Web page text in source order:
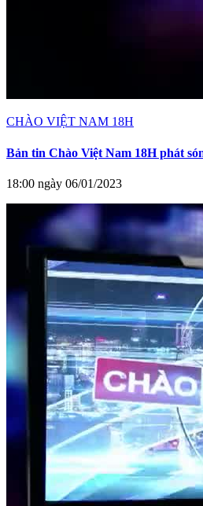
CHÀO VIỆT NAM 18H
Bản tin Chào Việt Nam 18H phát
18:00 ngày 06/01/2023